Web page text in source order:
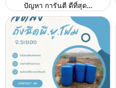
ปัญหา การันตี ดีที่สุด…